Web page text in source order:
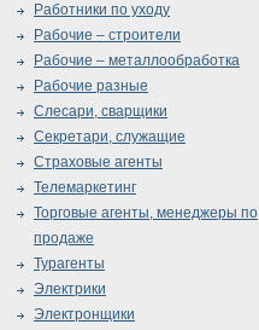
Работники по уходу
Рабочие – строители
Рабочие – металлообработка
Рабочие разные
Слесари, сварщики
Секретари, служащие
Страховые агенты
Телемаркетинг
Торговые агенты, менеджеры по
продаже
Турагенты
Электрики
Электронщики